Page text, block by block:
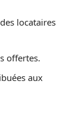
locataires
offertes.
aux